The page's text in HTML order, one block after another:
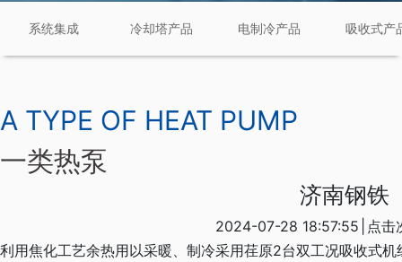
系统集成 冷却塔产品 电制冷产品 吸收式产
A TYPE OF HEAT PUMP
一类热泵
济南钢铁
2024-07-28 18:57:55 点击
利用焦化工艺余热用以采暖、制冷采用荏原2台双工况吸收式